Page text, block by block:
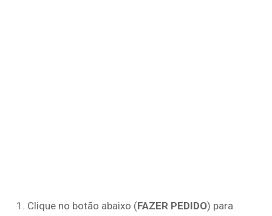
Clique no botão abaixo (FAZER PEDIDO) para